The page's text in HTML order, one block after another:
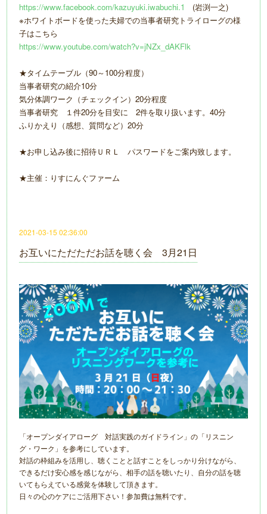
https://www.facebook.com/kazuyuki.iwabuchi.1
(岩渕一之)
※ホワイトボードを使った夫婦での当事者研究トライローグの様
子はこちら
https://www.youtube.com/watch?v=jNZx_dAKFlk
★タイムテーブル（90～100分程度）
当事者研究の紹介10分
気分体調ワーク（チェックイン）20分程度
当事者研究 １件20分を目安に 2件を取り扱います。40分
ふりかえり（感想、質問など）20分
★お申し込み後に招待ＵＲＬ パスワードをご案内致します。
★主催：りすにんぐファーム
2021-03-15 02:36:00
お互いにただただお話を聴く会 3月21日
「オープンダイアローグ 対話実践のガイドライン」の「リスニン
グ・ワーク」を参考にしています。
対話の枠組みを活用し、聴くことと話すことをしっかり分けながら、
できるだけ安心感を感じながら、相手の話を聴いたり、自分の話を聴
いてもらえている感覚を体験して頂きます。
日々の心のケアにご活用下さい！参加費は無料です。